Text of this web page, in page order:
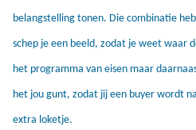
belangstelling tonen. Die combinatie
schep je een beeld, zodat je weet waar
het programma van eisen maar
het jou gunt, zodat jij een buyer wordt
extra loketje.